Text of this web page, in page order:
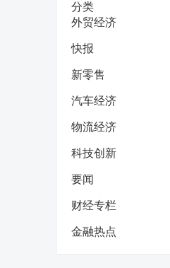
分类
外贸经济
快报
新零售
汽车经济
物流经济
科技创新
要闻
财经专栏
金融热点